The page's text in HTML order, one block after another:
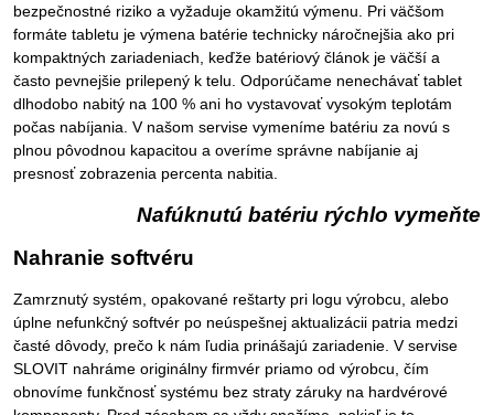
bezpečnostné riziko a vyžaduje okamžitú výmenu. Pri väčšom
formáte tabletu je výmena batérie technicky náročnejšia ako pri
kompaktných zariadeniach, keďže batériový článok je väčší a
často pevnejšie prilepený k telu. Odporúčame nenechávať tablet
dlhodobo nabitý na 100 % ani ho vystavovať vysokým teplotám
počas nabíjania. V našom servise vymeníme batériu za novú s
plnou pôvodnou kapacitou a overíme správne nabíjanie aj
presnosť zobrazenia percenta nabitia.
Nafúknutú batériu rýchlo vymeňte
Nahranie softvéru
Zamrznutý systém, opakované reštarty pri logu výrobcu, alebo
úplne nefunkčný softvér po neúspešnej aktualizácii patria medzi
časté dôvody, prečo k nám ľudia prinášajú zariadenie. V servise
SLOVIT nahráme originálny firmvér priamo od výrobcu, čím
obnovíme funkčnosť systému bez straty záruky na hardvérové